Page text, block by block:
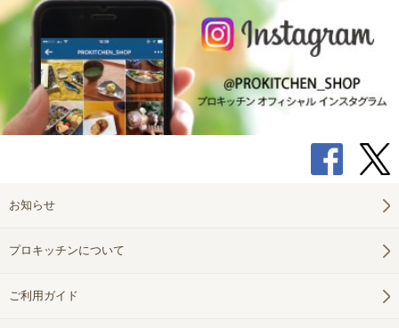
お知らせ
プロキッチンについて
ご利用ガイド